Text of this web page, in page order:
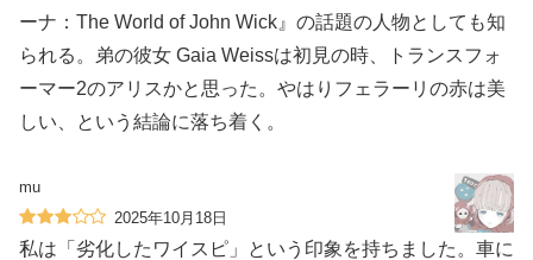
ーナ：The World of John Wick』の話題の人物としても知
られる。弟の彼女 Gaia Weissは初見の時、トランスフォ
ーマー2のアリスかと思った。やはりフェラーリの赤は美
しい、という結論に落ち着く。
mu
2025年10月18日
私は「劣化したワイスピ」という印象を持ちました。車に